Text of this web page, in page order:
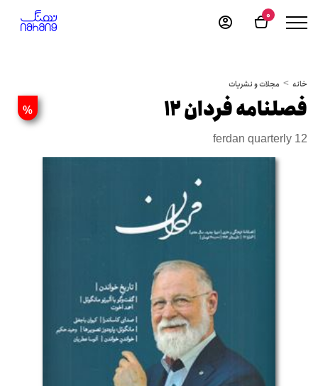
0
خانه مجلات و نشریات
% فصلنامه فردان 12
ferdan quarterly 12